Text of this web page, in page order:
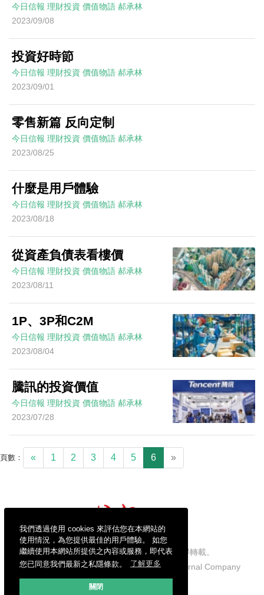
我們透過使用 cookies 來評估您在本網站的
使用情況，為您提供最佳的用戶體驗。 如您
繼續使用本網站所提供之內容或服務，即代表
您已同意我們最新之私隱條款。
了解更多
關閉
今日信報 理財投資 價值物語 郝承林
2023/09/08
投資好時節
今日信報 理財投資 價值物語 郝承林
2023/09/01
零售新篇 反向定制
今日信報 理財投資 價值物語 郝承林
2023/08/25
什麼是用戶體驗
今日信報 理財投資 價值物語 郝承林
2023/08/18
從資產負債表看樓價
今日信報 理財投資 價值物語 郝承林
2023/08/11
1P、3P和C2M
今日信報 理財投資 價值物語 郝承林
2023/08/04
騰訊的投資價值
今日信報 理財投資 價值物語 郝承林
2023/07/28
頁數： « 1 2 3 4 5 6 »
信報財經新聞有限公司版權所有，不得轉載。
Copyright © 2026 Hong Kong Economic Journal Company
Limited. All rights reserved.